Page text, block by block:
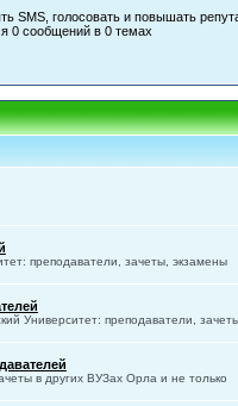
голосовать и повышать
0 сообщений в 0 темах
преподаватели, зачеты, экзамены
Университет: преподаватели,
в других ВУЗах Орла и не только